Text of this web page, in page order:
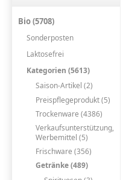
Bio (5708)
Sonderposten
Laktosefrei
Kategorien (5613)
Saison-Artikel (2)
Preispflegeprodukt (5)
Trockenware (4386)
Verkaufsunterstützung,
Werbemittel (5)
Frischware (356)
Getränke (489)